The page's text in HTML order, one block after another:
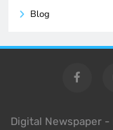
Blog
Digital Newspaper